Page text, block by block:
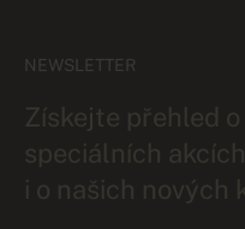
NEWSLETTER
Získejte přehled
speciálních
i o našich nových